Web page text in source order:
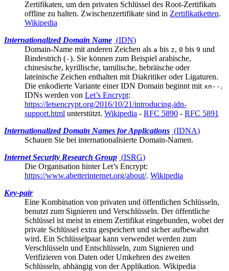
Zertifikaten, um den privaten Schlüssel des Root-Zertifikats
offline zu halten. Zwischenzertifikate sind in Zertifikatketten.
Wikipedia
Internationalized Domain Name (IDN)
Domain-Name mit anderen Zeichen als a bis z, 0 bis 9 und
Bindestrich (-). Sie können zum Beispiel arabische,
chinesische, kyrillische, tamilische, hebräische oder
lateinische Zeichen enthalten mit Diakritiker oder Ligaturen.
Die enkodierte Variante einer IDN Domain beginnt mit xn-- .
IDNs werden von Let’s Encrypt:
https://letsencrypt.org/2016/10/21/introducing-idn-
support.html unterstützt. Wikipedia - RFC 5890 - RFC 5891
Internationalized Domain Names for Applications (IDNA)
Schauen Sie bei internationalisierte Domain-Namen.
Internet Security Research Group (ISRG)
Die Organisation hinterLet’s Encrypt:
https://www.abetterinternet.org/about/. Wikipedia
Key-pair
Eine Kombination von privaten und öffentlichen Schlüsseln,
benutzt zum Signieren und Verschlüsseln. Der öffentliche
Schlüssel ist meist in einem Zertifikat eingebunden, wobei der
private Schlüssel extra gespeichert und sicher aufbewahrt
wird. Ein Schlüsselpaar kann verwendet werden zum
Verschlüsseln und Entschlüsseln, zum Signieren und
Verifizieren von Daten oder Umkehren des zweiten
Schlüsseln, abhängig von der Applikation. Wikipedia